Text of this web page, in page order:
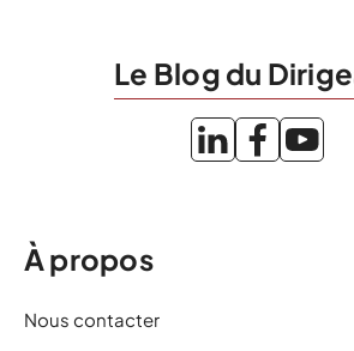
Le Blog du
À propos
Nous contacter